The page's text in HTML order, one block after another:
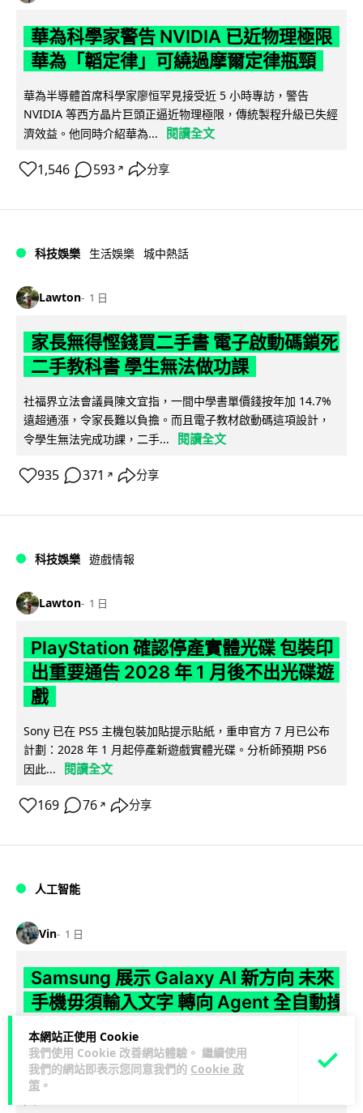
本網站正使用 Cookie
我們使用 Cookie 改善網站體驗。 繼續使用
我們的網站即表示您同意我們的 Cookie 政
策 。
華為科學家警告 NVIDIA 已近物理極限
華為「韜定律」可繞過摩爾定律瓶頸
華為半導體首席科學家廖恒罕見接受近 5 小時專訪，警告
NVIDIA 等西方晶片巨頭正逼近物理極限，傳統製程升級已失經
濟效益。他同時介紹華為...
閱讀全文
1,546 593 ↗ 分享
科技娛樂 生活娛樂 城中熱話
Lawton 1 日
家長無得慳錢買二手書 電子啟動碼鎖死
二手教科書 學生無法做功課
社福界立法會議員陳文宜指，一間中學書單價錢按年加 14.7%
遠超通漲，令家長難以負擔。而且電子教材啟動碼這項設計，
令學生無法完成功課，二手...
閱讀全文
935 371 ↗ 分享
科技娛樂 遊戲情報
Lawton 1 日
PlayStation 確認停產實體光碟 包裝印
出重要通告 2028 年 1 月後不出光碟遊
戲
Sony 已在 PS5 主機包裝加貼提示貼紙，重申官方 7 月已公布
計劃：2028 年 1 月起停產新遊戲實體光碟。分析師預期 PS6
因此...
閱讀全文
169 76 ↗ 分享
人工智能
Vin 1 日
Samsung 展示 Galaxy AI 新方向 未來
手機毋須輸入文字 轉向 Agent 全自動操
作
Samsung 電子 MX 部門顧客體驗辦公室主管兼副總裁 Jay Kim
表示，品牌正推動 Galaxy AI 邁向全自動化 Agent...